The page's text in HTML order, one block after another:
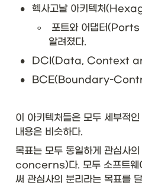
• 헥사고날 아키텍처
◦
알려졌다.
• DCI(Data, Context
• BCE(Boundary-
이 아키텍처들은 모두 세부적
내용은 비슷하다.
목표는 모두 동일하게 관심
concerns)다. 모두 소프트웨
써 관심사의 분리라는 목표를